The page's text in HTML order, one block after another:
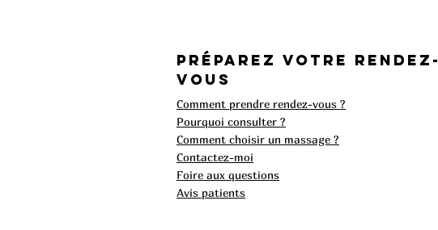
Préparez votre Rendez-
vous
Comment prendre rendez-vous ?
Pourquoi consulter ?
Comment choisir un massage ?
Contactez-moi
Foire aux questions​
Avis patients